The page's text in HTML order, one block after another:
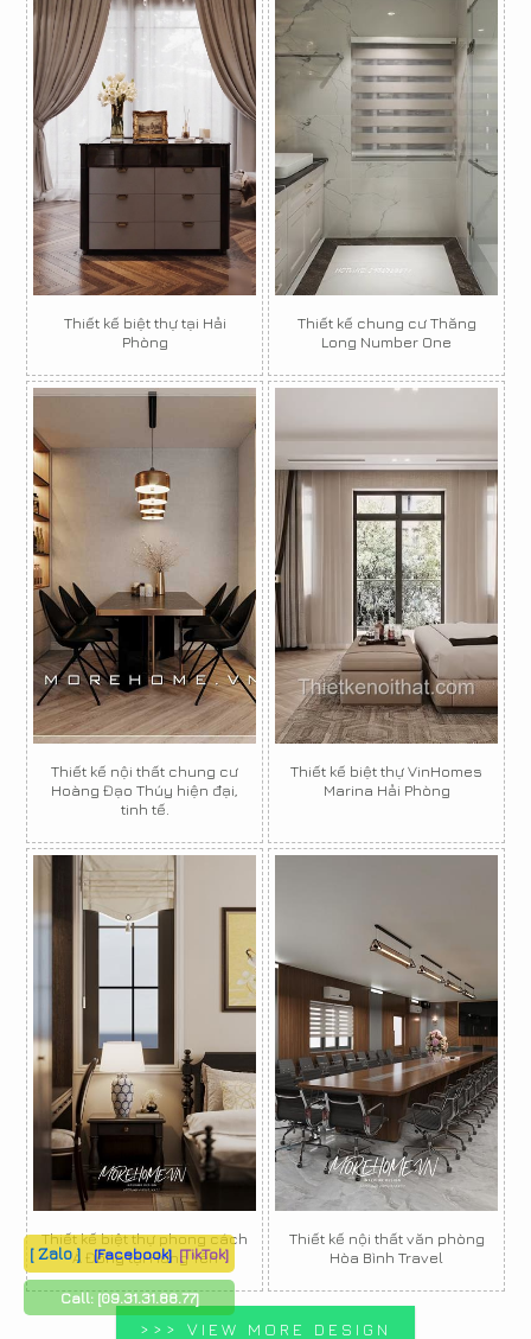
Thiết kế biệt thự tại Hải
Phòng
Thiết kế chung cư Thăng
Long Number One
Thiết kế nội thất chung cư
Hoàng Đạo Thúy hiện đại,
tinh tế.
Thiết kế biệt thự VinHomes
Marina Hải Phòng
Thiết kế biệt thự phong cách
Á Đông tại Hưng Yên
Thiết kế nội thất văn phòng
Hòa Bình Travel
>>> VIEW MORE DESIGN
[ Zalo ] [Facebook] [TikTok]
Call:[09.31.31.88.77]